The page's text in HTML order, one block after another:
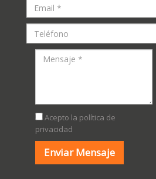
Acepto la política de
privacidad